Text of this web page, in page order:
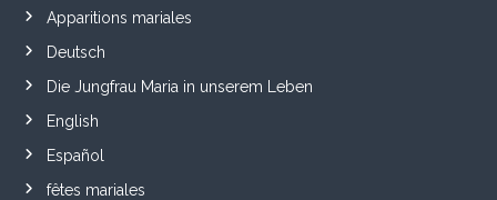
Apparitions mariales
Deutsch
Die Jungfrau Maria in unserem Leben
English
Español
fêtes mariales